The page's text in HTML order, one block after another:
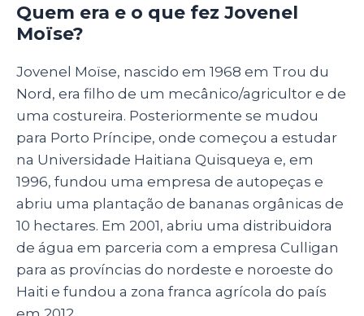
Quem era e o que fez Jovenel
Moïse?
Jovenel Moïse, nascido em 1968 em Trou du
Nord, era filho de um mecânico/agricultor e de
uma costureira. Posteriormente se mudou
para Porto Príncipe, onde começou a estudar
na Universidade Haitiana Quisqueya e, em
1996, fundou uma empresa de autopeças e
abriu uma plantação de bananas orgânicas de
10 hectares. Em 2001, abriu uma distribuidora
de água em parceria com a empresa Culligan
para as províncias do nordeste e noroeste do
Haiti e fundou a zona franca agrícola do país